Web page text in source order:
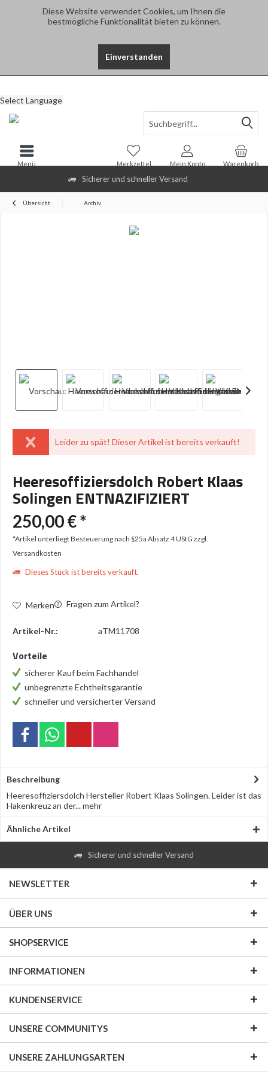
Diese Website verwendet Cookies, um Ihnen die
bestmögliche Funktionalität bieten zu können.
Einverstanden
Sicherer und schneller Versand
Select Language
Warenkorb
Merkzettel Mein Konto
Menü
Übersicht Archiv
Leider zu spät! Dieser Artikel ist bereits verkauft!
Heeresoffiziersdolch Robert Klaas
Solingen ENTNAZIFIZIERT
250,00 € *
*Artikel unterliegt Besteuerung nach §25a Absatz 4 UStG zzgl.
Versandkosten
Dieses Stück ist bereits verkauft.
Merken Fragen zum Artikel?
Artikel-Nr.: aTM11708
Vorteile
sicherer Kauf beim Fachhandel
unbegrenzte Echtheitsgarantie
schneller und versicherter Versand
Beschreibung
Heeresoffiziersdolch Hersteller Robert Klaas Solingen. Leider ist das
Hakenkreuz an der...mehr
Ähnliche Artikel
Sicherer und schneller Versand
NEWSLETTER
ÜBER UNS
SHOPSERVICE
INFORMATIONEN
KUNDENSERVICE
UNSERE COMMUNITYS
UNSERE ZAHLUNGSARTEN